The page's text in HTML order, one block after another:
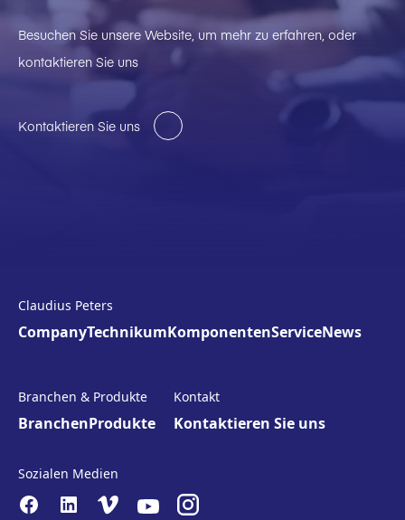
Besuchen Sie unsere Website, um mehr zu erfahren, oder
kontaktieren Sie uns
Kontaktieren Sie uns
Claudius Peters
CompanyTechnikumKomponentenServiceNews
Branchen & Produkte
BranchenProdukte
Kontakt
Kontaktieren Sie uns
Sozialen Medien